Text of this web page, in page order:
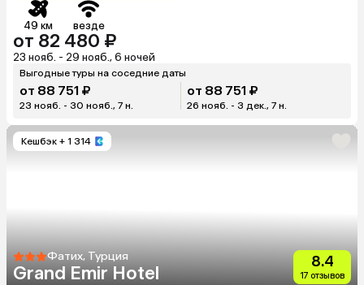
49 км везде
от 82 480 ₽
23 нояб. - 29 нояб., 6 ночей
Выгодные туры на соседние даты
от 88 751 ₽
23 нояб. - 30 нояб., 7 н.
от 88 751 ₽
26 нояб. - 3 дек., 7 н.
Кешбэк + 1 314
Фатих, Турция
Grand Emir Hotel
8.4
17 отзывов